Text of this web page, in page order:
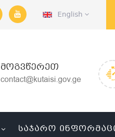
English
ᲛᲝᲒᲕᲬᲔᲠᲔᲗ
contact@kutaisi.gov.ge
ᲡᲐᲯᲐᲠᲝ